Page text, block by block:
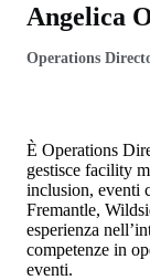
Angelica
Operations
È Operations
gestisce facility
inclusion, eventi
Fremantle,
esperienza
competenze in
eventi.